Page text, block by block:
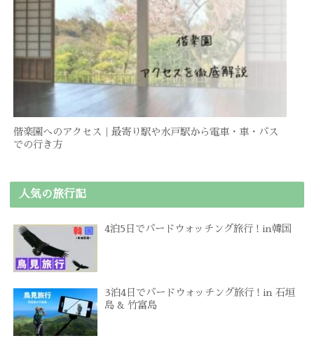
偕楽園へのアクセス｜最寄り駅や水戸駅から電車・車・バス
での行き方
人気の旅行記
4泊5日でバードウォッチング旅行 ! in韓国
3泊4日でバードウォッチング旅行 ! in 石垣
島 & 竹富島